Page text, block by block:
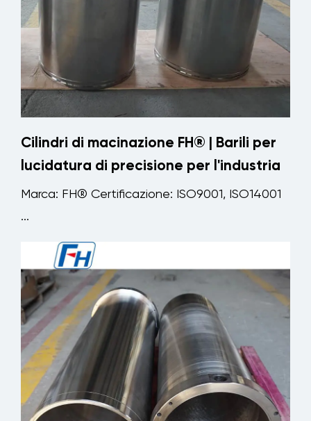
Cilindri di macinazione FH® | Barili per
lucidatura di precisione per l'industria
Marca: FH® Certificazione: ISO9001, ISO14001
...